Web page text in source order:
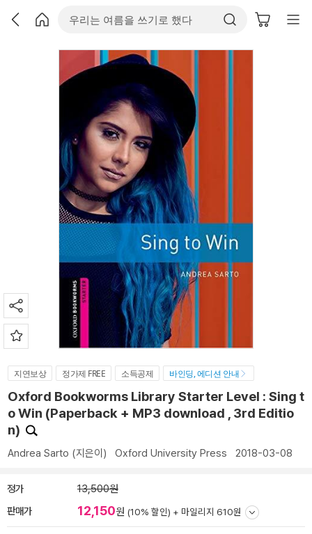
지연보상 정가제 FREE 소득공제 바인딩, 에디션 안내
Oxford Bookworms Library Starter Level : Sing t
o Win (Paperback + MP3 download , 3rd Editio
n)
Andrea Sarto (지은이) Oxford University Press 2018-03-08
정가 13,500원
판매가 12,150원 (10% 할인) + 마일리지 610원